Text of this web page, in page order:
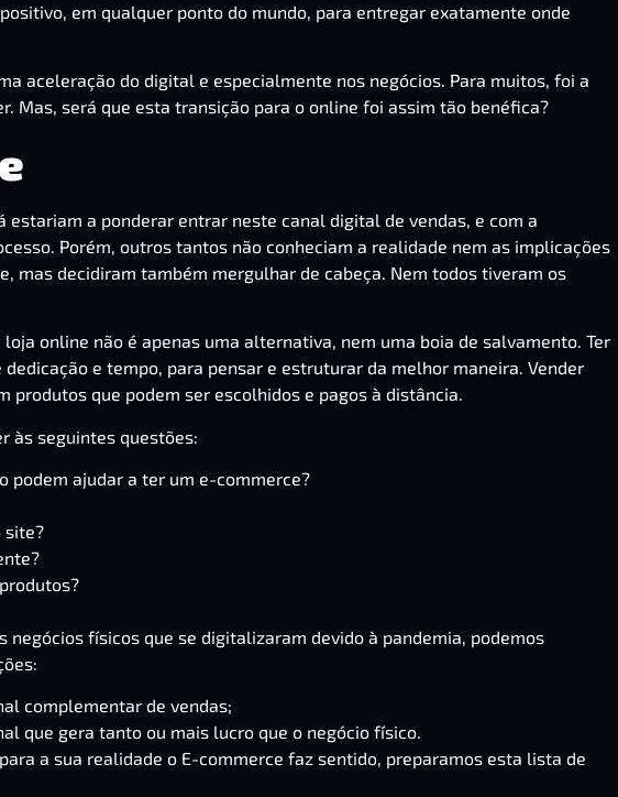
em qualquer ponto do mundo, para entregar exatamente onde
aceleração do digital e especialmente nos negócios. Para muitos, foi a
Mas, será que esta transição para o online foi assim tão benéfica?
estariam a ponderar entrar neste canal digital de vendas, e com a
Porém, outros tantos não conheciam a realidade nem as implicações
mas decidiram também mergulhar de cabeça. Nem todos tiveram os
online não é apenas uma alternativa, nem uma boia de salvamento. Ter
e tempo, para pensar e estruturar da melhor maneira. Vender
produtos que podem ser escolhidos e pagos à distância.
às seguintes questões:
podem ajudar a ter um e-commerce?
site?
negócios físicos que se digitalizaram devido à pandemia, podemos
complementar de vendas;
que gera tanto ou mais lucro que o negócio físico.
a sua realidade o E-commerce faz sentido, preparamos esta lista de